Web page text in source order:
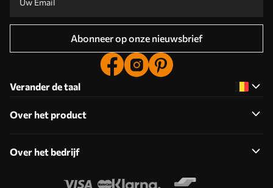
Abonneer op onze nieuwsbrief
Verander de taal
Over het product
Over het bedrijf